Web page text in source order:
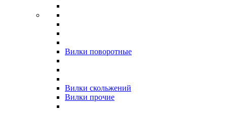
Вилки поворотные
Вилки скольжений
Вилки прочие